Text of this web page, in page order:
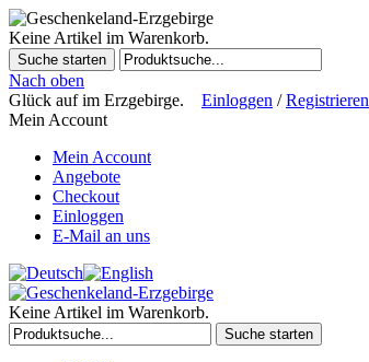
Keine Artikel im Warenkorb.
Suche starten
Nach oben
Glück auf im Erzgebirge.
Einloggen /Registrieren
Mein Account
Mein Account
Angebote
Checkout
Einloggen
E-Mail an uns
Keine Artikel im Warenkorb.
Suche starten